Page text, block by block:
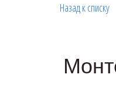
Назад к списку